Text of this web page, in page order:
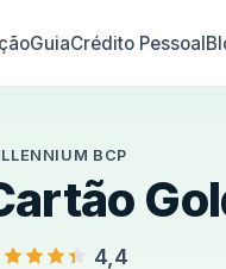
GuiaCrédito Pessoal
BCP
4,4